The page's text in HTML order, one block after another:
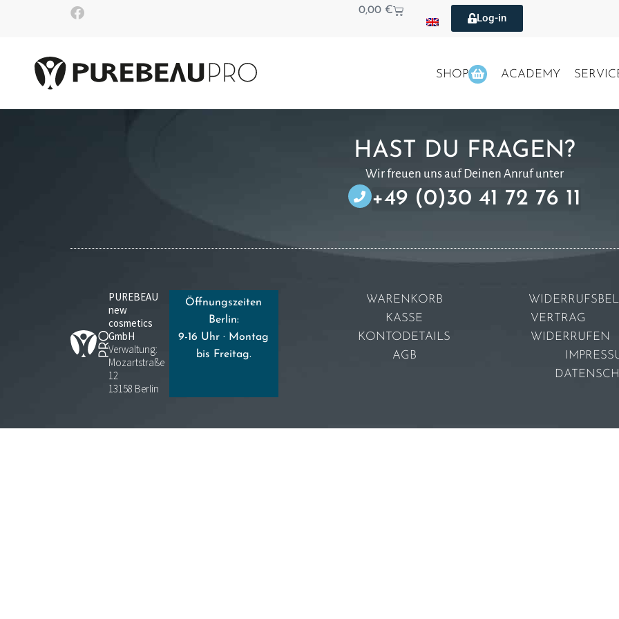
0,00 €
Log-in
SHOP ACADEMY
HAST DU FRAGEN?
Wir freuen uns auf Deinen Anruf unter
+49 (0)30 41 72 76 11
PUREBEAU
new
cosmetics
GmbH
Verwaltung:
Mozartstraße
12
13158 Berlin
Öffnungszeiten
Berlin:
9-16 Uhr · Montag
bis Freitag.
WARENKORB
KASSE
KONTODETAILS
AGB
VERTRAG
WIDERRUFEN